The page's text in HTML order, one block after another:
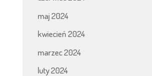
maj 2024
kwiecień 2024
marzec 2024
luty 2024